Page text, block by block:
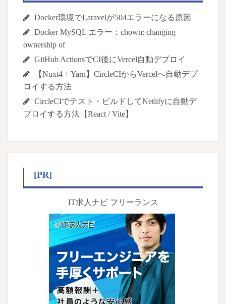
Docker環境でLaravelが504エラーになる原因
Docker MySQL エラー：chown: changing
ownership of
GitHub ActionsでCI後にVercel自動デプロイ
【Nuxt4 + Yarn】CircleCIからVercelへ自動デプ
ロイする方法
CircleCIでテスト・ビルドしてNetlifyに自動デ
プロイする方法【React / Vite】
[PR]
IT求人ナビ フリーランス